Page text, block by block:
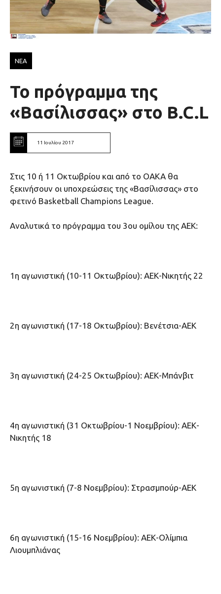
ΝΕΑ
Το πρόγραμμα της
«Βασίλισσας» στο B.C.L
11 Ιουλίου 2017
Στις 10 ή 11 Οκτωβρίου και από το ΟΑΚΑ θα
ξεκινήσουν οι υποχρεώσεις της «Βασίλισσας» στο
φετινό Basketball Champions League.
Αναλυτικά το πρόγραμμα του 3ου ομίλου της ΑΕΚ:
1η αγωνιστική (10-11 Οκτωβρίου): ΑΕΚ-Νικητής 22
2η αγωνιστική (17-18 Οκτωβρίου): Βενέτσια-ΑΕΚ
3η αγωνιστική (24-25 Οκτωβρίου): ΑΕΚ-Μπάνβιτ
4η αγωνιστική (31 Οκτωβρίου-1 Νοεμβρίου): ΑΕΚ-
Νικητής 18
5η αγωνιστική (7-8 Νοεμβρίου): Στρασμπούρ-ΑΕΚ
6η αγωνιστική (15-16 Νοεμβρίου): ΑΕΚ-Ολίμπια
Λιουμπλιάνας